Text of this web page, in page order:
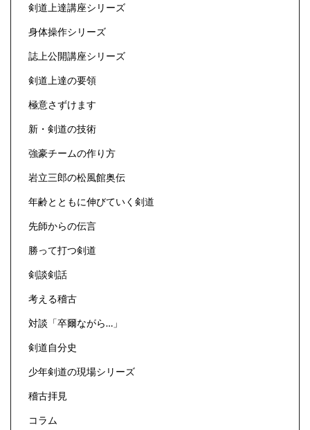
剣道上達講座シリーズ
身体操作シリーズ
誌上公開講座シリーズ
剣道上達の要領
極意さずけます
新・剣道の技術
強豪チームの作り方
岩立三郎の松風館奥伝
年齢とともに伸びていく剣道
先師からの伝言
勝って打つ剣道
剣談剣話
考える稽古
対談「卒爾ながら…」
剣道自分史
少年剣道の現場シリーズ
稽古拝見
コラム